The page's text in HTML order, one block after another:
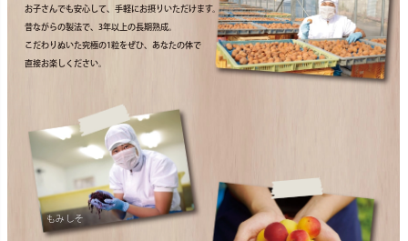
お子さんでも安心して、手軽にお摂りいただけます。
昔ながらの製法で、3年以上の長期熟成。
こだわりぬいた究極の1粒をぜひ、あなたの体で
直接お楽しください。
もみしそ